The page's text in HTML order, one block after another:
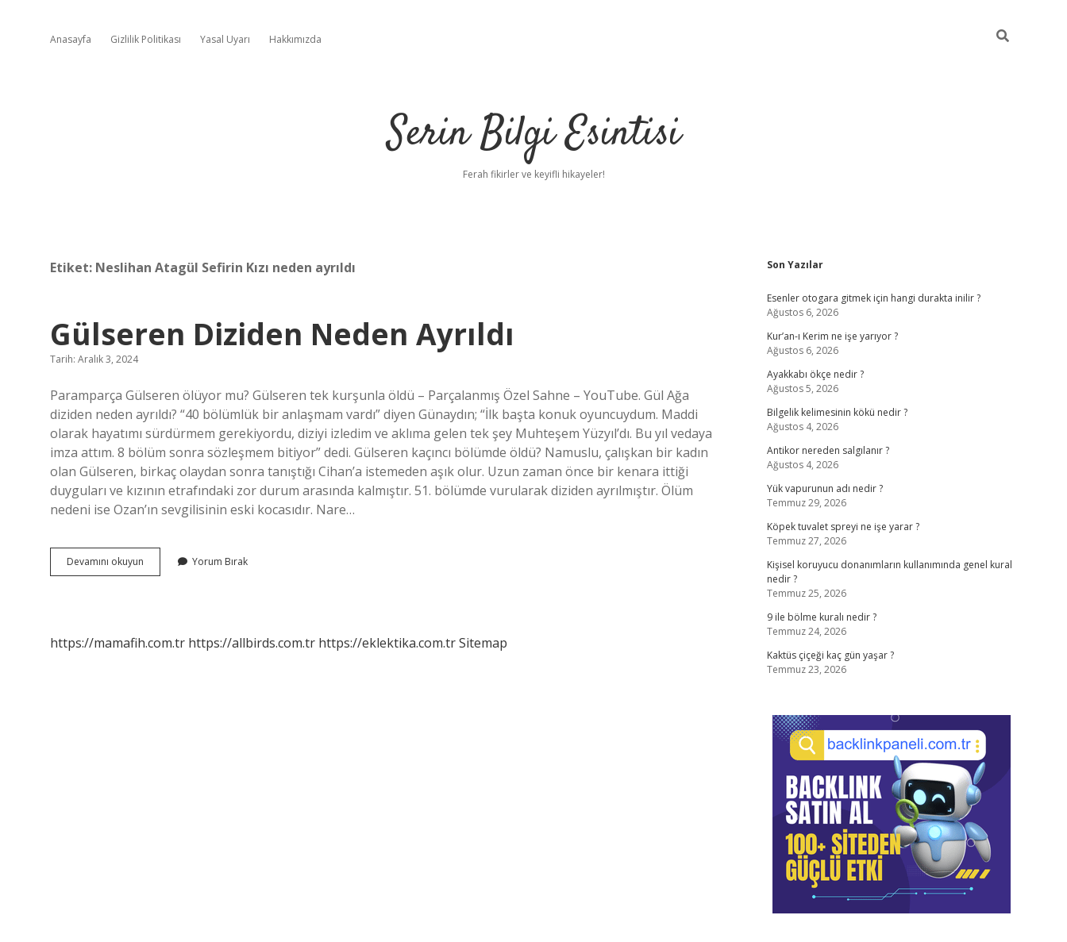
Anasayfa Gizlilik Politikası Yasal Uyarı Hakkımızda
Serin Bilgi Esintisi
Ferah fikirler ve keyifli hikayeler!
Etiket: Neslihan Atagül Sefirin Kızı neden ayrıldı
Gülseren Diziden Neden Ayrıldı
Tarih: Aralık 3, 2024
Paramparça Gülseren ölüyor mu? Gülseren tek kurşunla öldü – Parçalanmış Özel Sahne – YouTube. Gül Ağa
diziden neden ayrıldı? “40 bölümlük bir anlaşmam vardı” diyen Günaydın; “İlk başta konuk oyuncuydum. Maddi
olarak hayatımı sürdürmem gerekiyordu, diziyi izledim ve aklıma gelen tek şey Muhteşem Yüzyıl’dı. Bu yıl vedaya
imza attım. 8 bölüm sonra sözleşmem bitiyor” dedi. Gülseren kaçıncı bölümde öldü? Namuslu, çalışkan bir kadın
olan Gülseren, birkaç olaydan sonra tanıştığı Cihan’a istemeden aşık olur. Uzun zaman önce bir kenara ittiği
duyguları ve kızının etrafındaki zor durum arasında kalmıştır. 51. bölümde vurularak diziden ayrılmıştır. Ölüm
nedeni ise Ozan’ın sevgilisinin eski kocasıdır. Nare…
Devamını okuyun Gülseren
Diziden
Yorum Bırak
https://mamafih.com.tr https://allbirds.com.tr https://eklektika.com.trSitemap
Sidebar
Son Yazılar
Esenler otogara gitmek için hangi durakta inilir ?
Ağustos 6, 2026
Kur’an-ı Kerim ne işe yarıyor ?
Ağustos 6, 2026
Ayakkabı ökçe nedir ?
Ağustos 5, 2026
Bilgelik kelimesinin kökü nedir ?
Ağustos 4, 2026
Antikor nereden salgılanır ?
Ağustos 4, 2026
Yük vapurunun adı nedir ?
Temmuz 29, 2026
Köpek tuvalet spreyi ne işe yarar ?
Temmuz 27, 2026
Kişisel koruyucu donanımların kullanımında genel kural
nedir ?
Temmuz 25, 2026
9 ile bölme kuralı nedir ?
Temmuz 24, 2026
Kaktüs çiçeği kaç gün yaşar ?
Temmuz 23, 2026